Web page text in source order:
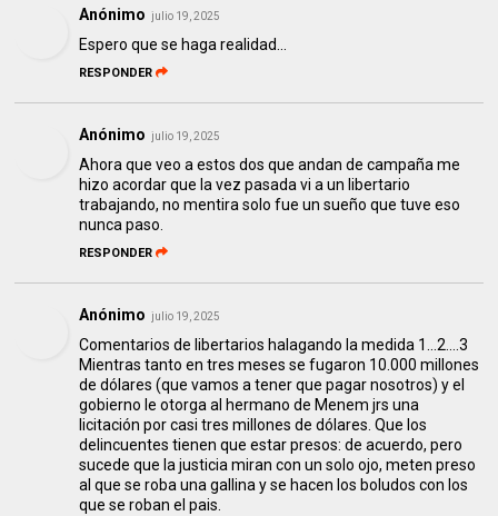
Anónimo julio 19, 2025
Espero que se haga realidad...
RESPONDER
Anónimo julio 19, 2025
Ahora que veo a estos dos que andan de campaña me
hizo acordar que la vez pasada vi a un libertario
trabajando, no mentira solo fue un sueño que tuve eso
nunca paso.
RESPONDER
Anónimo julio 19, 2025
Comentarios de libertarios halagando la medida 1...2....3
Mientras tanto en tres meses se fugaron 10.000 millones
de dólares (que vamos a tener que pagar nosotros) y el
gobierno le otorga al hermano de Menem jrs una
licitación por casi tres millones de dólares. Que los
delincuentes tienen que estar presos: de acuerdo, pero
sucede que la justicia miran con un solo ojo, meten preso
al que se roba una gallina y se hacen los boludos con los
que se roban el pais.